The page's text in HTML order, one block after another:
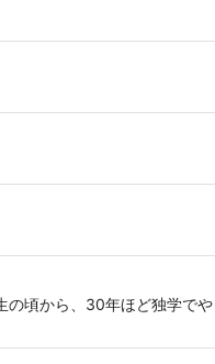
頃から、30年ほど独学で